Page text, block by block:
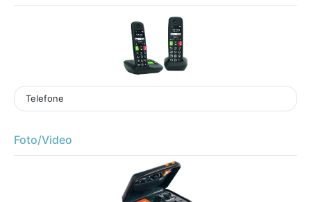
Telefone
Foto/Video